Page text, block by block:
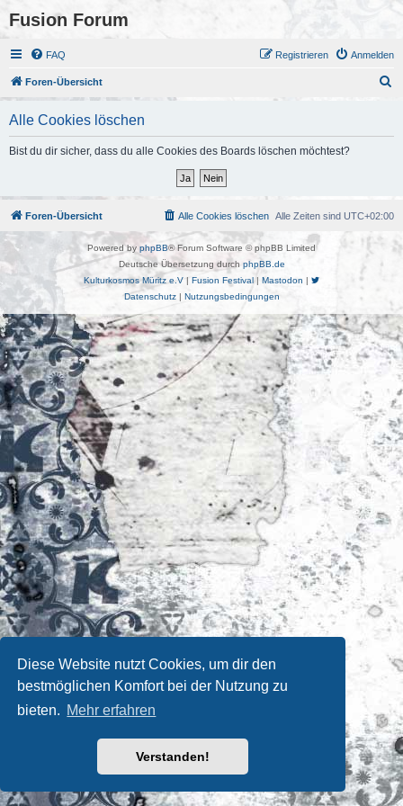
Diese Website nutzt Cookies, um dir den
bestmöglichen Komfort bei der Nutzung zu
bieten. Mehr erfahren
Verstanden!
Fusion Forum
FAQ Anmelden
Registrieren
Foren-Übersicht
Alle Cookies löschen
Bist du dir sicher, dass du alle Cookies des Boards löschen möchtest?
Foren-Übersicht Alle Zeiten sind UTC+02:00
Alle Cookies löschen
Powered by phpBB® Forum Software © phpBB Limited
Deutsche Übersetzung durch phpBB.de
Kulturkosmos Müritz e.V | Fusion Festival| Mastodon |
Datenschutz| Nutzungsbedingungen